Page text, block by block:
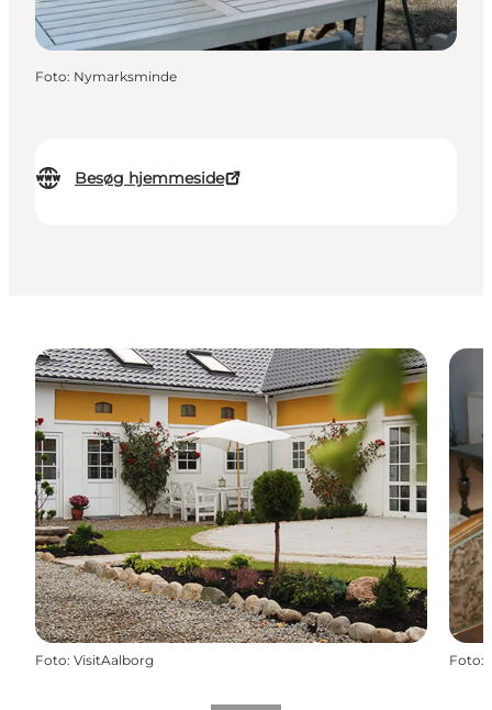
Besøg hjemmeside
Foto: Nymarksminde
Foto: VisitAalborg Foto: